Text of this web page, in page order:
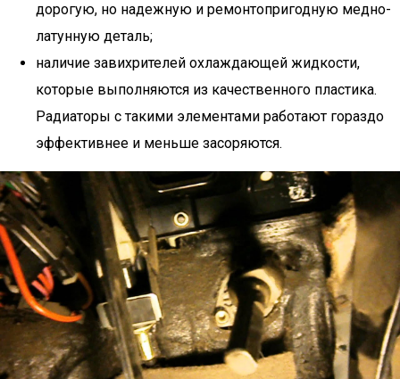
дорогую, но надежную и ремонтопригодную медно-
латунную деталь;
наличие завихрителей охлаждающей жидкости,
которые выполняются из качественного пластика.
Радиаторы с такими элементами работают гораздо
эффективнее и меньше засоряются.